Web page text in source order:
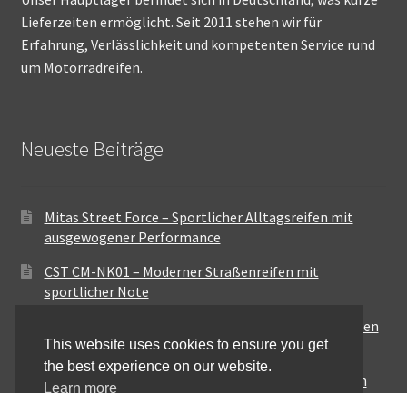
Lieferzeiten ermöglicht. Seit 2011 stehen wir für
Erfahrung, Verlässlichkeit und kompetenten Service rund
um Motorradreifen.
Neueste Beiträge
Mitas Street Force – Sportlicher Alltagsreifen mit
ausgewogener Performance
CST CM-NK01 – Moderner Straßenreifen mit
sportlicher Note
Maxxis MA-ST3 – Ausgewogener Sport-Touring-Reifen
für vielseitige Einsätze
Pirelli City Demon – Zuverlässigkeit für den urbanen
This website uses cookies to ensure you get
the best experience on our website.
Learn more